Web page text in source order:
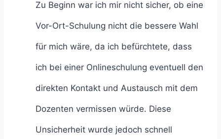
Zu Beginn war ich mir nicht sicher, ob eine
Vor-Ort-Schulung nicht die bessere Wahl
für mich wäre, da ich befürchtete, dass
ich bei einer Onlineschulung eventuell den
direkten Kontakt und Austausch mit dem
Dozenten vermissen würde. Diese
Unsicherheit wurde jedoch schnell